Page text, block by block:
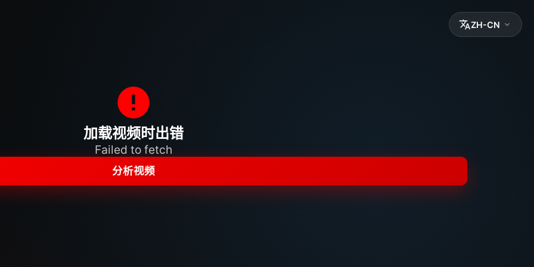
ZH-CN
加载视频时出错
Failed to fetch
分析视频